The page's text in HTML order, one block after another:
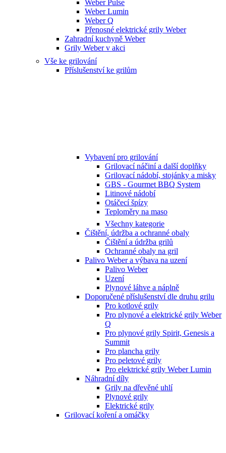
Weber Pulse
Weber Lumin
Weber Q
Přenosné elektrické grily Weber
Zahradní kuchyně Weber
Grily Weber v akci
Vše ke grilování
Příslušenství ke grilům
Vybavení pro grilování
Grilovací náčiní a další doplňky
Grilovací nádobí, stojánky a misky
GBS - Gourmet BBQ System
Litinové nádobí
Otáčecí špízy
Teploměry na maso
Všechny kategorie
Čištění, údržba a ochranné obaly
Čištění a údržba grilů
Ochranné obaly na gril
Palivo Weber a výbava na uzení
Palivo Weber
Uzení
Plynové láhve a náplně
Doporučené příslušenství dle druhu grilu
Pro kotlové grily
Pro plynové a elektrické grily Weber
Q
Pro plynové grily Spirit, Genesis a
Summit
Pro plancha grily
Pro peletové grily
Pro elektrické grily Weber Lumin
Náhradní díly
Grily na dřevěné uhlí
Plynové grily
Elektrické grily
Grilovací koření a omáčky